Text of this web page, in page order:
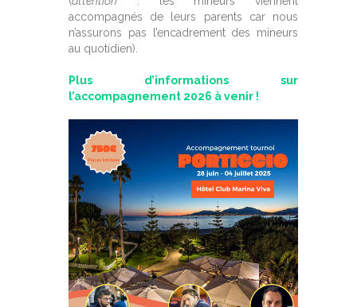
accompagnés de leurs parents car nous
n’assurons pas l’encadrement des mineurs
au quotidien).
Plus d’informations sur
l’accompagnement 2026 à venir !